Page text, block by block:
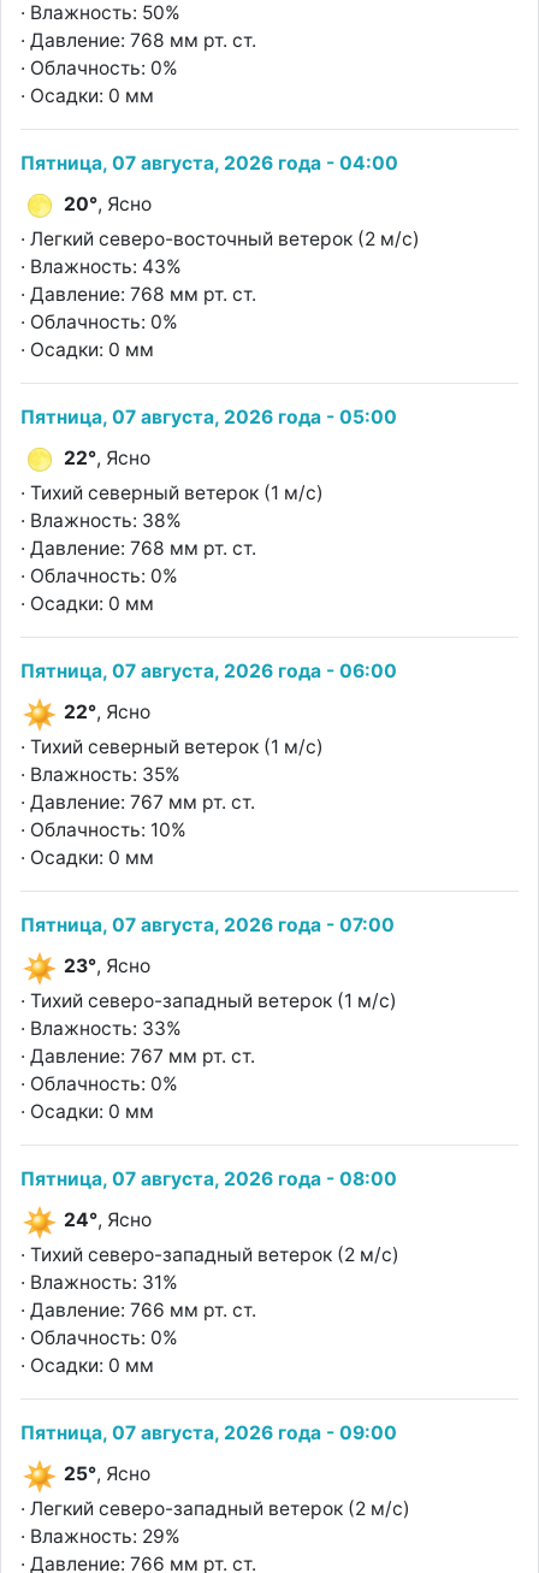
· Влажность: 50%
· Давление: 768 мм рт. ст.
· Облачность: 0%
· Осадки: 0 мм
Пятница, 07 августа, 2026 года - 04:00
20°, Ясно
· Легкий северо-восточный ветерок (2 м/с)
· Влажность: 43%
· Давление: 768 мм рт. ст.
· Облачность: 0%
· Осадки: 0 мм
Пятница, 07 августа, 2026 года - 05:00
22°, Ясно
· Тихий северный ветерок (1 м/с)
· Влажность: 38%
· Давление: 768 мм рт. ст.
· Облачность: 0%
· Осадки: 0 мм
Пятница, 07 августа, 2026 года - 06:00
22°, Ясно
· Тихий северный ветерок (1 м/с)
· Влажность: 35%
· Давление: 767 мм рт. ст.
· Облачность: 10%
· Осадки: 0 мм
Пятница, 07 августа, 2026 года - 07:00
23°, Ясно
· Тихий северо-западный ветерок (1 м/с)
· Влажность: 33%
· Давление: 767 мм рт. ст.
· Облачность: 0%
· Осадки: 0 мм
Пятница, 07 августа, 2026 года - 08:00
24°, Ясно
· Тихий северо-западный ветерок (2 м/с)
· Влажность: 31%
· Давление: 766 мм рт. ст.
· Облачность: 0%
· Осадки: 0 мм
Пятница, 07 августа, 2026 года - 09:00
25°, Ясно
· Легкий северо-западный ветерок (2 м/с)
· Влажность: 29%
· Давление: 766 мм рт. ст.